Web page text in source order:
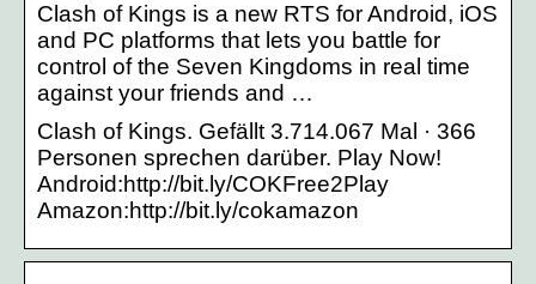
Clash of Kings is a new RTS for Android, iOS
and PC platforms that lets you battle for
control of the Seven Kingdoms in real time
against your friends and …
Clash of Kings. Gefällt 3.714.067 Mal · 366
Personen sprechen darüber. Play Now!
Android:http://bit.ly/COKFree2Play
Amazon:http://bit.ly/cokamazon